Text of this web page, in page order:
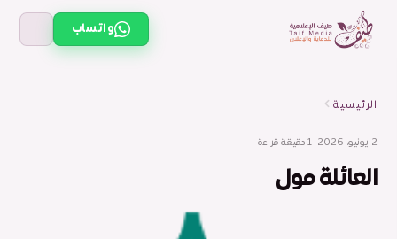
واتساب
الرئيسية
2 يونيو، 2026 · 1 دقيقة قراءة
العائلة مول